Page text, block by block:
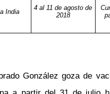
India
4 al 11 de agosto de
2018
González goza de